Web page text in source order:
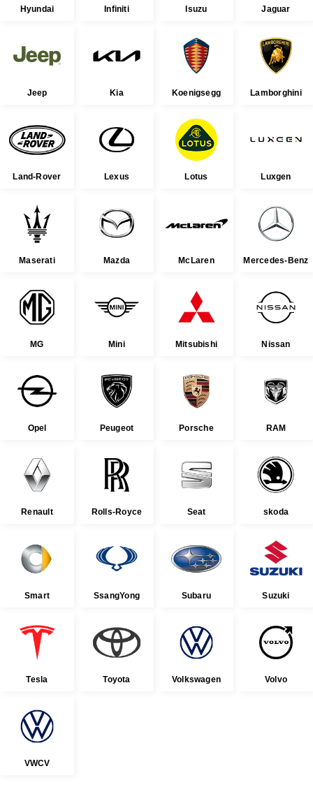
Hyundai Infiniti Isuzu Jaguar
Jeep Kia Koenigsegg Lamborghini
Land-Rover Lexus Lotus Luxgen
Maserati Mazda McLaren Mercedes-Benz
MG Mini Mitsubishi Nissan
Opel Peugeot Porsche RAM
Renault Rolls-Royce Seat skoda
Smart SsangYong Subaru Suzuki
Tesla Toyota Volkswagen Volvo
VWCV